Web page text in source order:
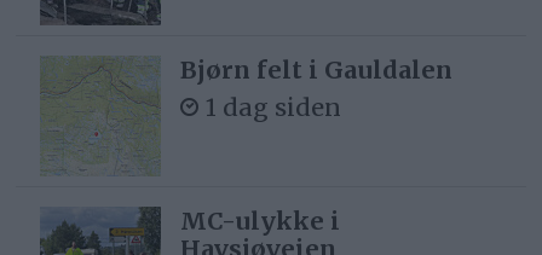
Bjørn felt i Gauldalen
1 dag siden
MC-ulykke i
Havsjøveien